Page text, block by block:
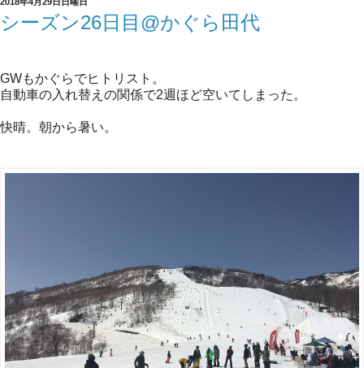
2018年4月29日日曜日
シーズン26日目@かぐら田代
GWもかぐらでヒトリスト。
自動車の入れ替えの関係で2週ほど空いてしまった。
快晴。朝から暑い。